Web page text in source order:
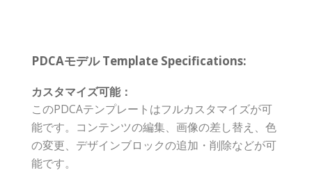
PDCAモデル Template Specifications:
カスタマイズ可能：
このPDCAテンプレートはフルカスタマイズが可
能です。コンテンツの編集、画像の差し替え、色
の変更、デザインブロックの追加・削除などが可
能です。